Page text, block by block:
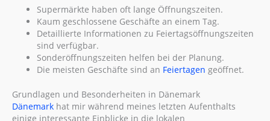
Supermärkte haben oft lange Öffnungszeiten.
Kaum geschlossene Geschäfte an einem Tag.
Detaillierte Informationen zu Feiertagsöffnungszeiten
sind verfügbar.
Sonderöffnungszeiten helfen bei der Planung.
Die meisten Geschäfte sind an Feiertagen geöffnet.
Grundlagen und Besonderheiten in Dänemark
Dänemark hat mir während meines letzten Aufenthalts
einige interessante Einblicke in die lokalen